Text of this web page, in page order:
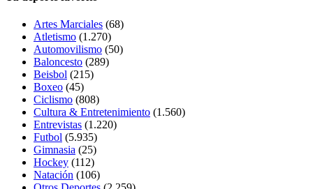
Artes Marciales (68)
Atletismo (1.270)
Automovilismo (50)
Baloncesto (289)
Beisbol (215)
Boxeo (45)
Ciclismo (808)
Cultura & Entretenimiento (1.560)
Entrevistas (1.220)
Futbol (5.935)
Gimnasia (25)
Hockey (112)
Natación (106)